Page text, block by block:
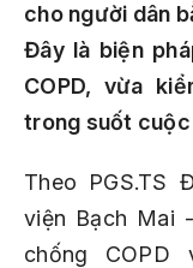
cho người dân
Đây là biện
COPD, vừa
trong suốt cuộc
Theo PGS.TS
viện Bạch Mai
chống COPD